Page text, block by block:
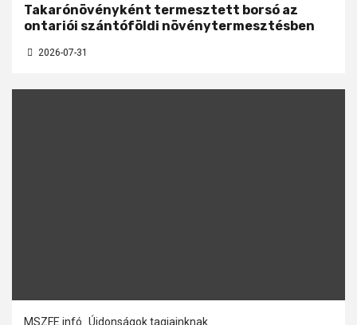
Takarónövényként termesztett borsó az
ontariói szántóföldi növénytermesztésben
2026-07-31
MSZFE infó Újdonságok tagjainknak